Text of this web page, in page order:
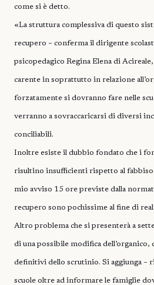
come si è detto.
«La struttura complessiva di questo
recupero – conferma il dirigente
psicopedagico Regina Elena di
carente in soprattutto in relazione
forzatamente si dovranno fare nelle
verranno a sovraccaricarsi di diversi
conciliabili.
Inoltre esiste il dubbio fondato che i
risultino insufficienti rispetto al
mio avviso 15 ore previste dalla
recupero sono pochissime al fine di
Altro problema che si presenterà a
di una possibile modifica
definitivi dello scrutinio. Si aggiunga –
scuole oltre ad informare le famiglie